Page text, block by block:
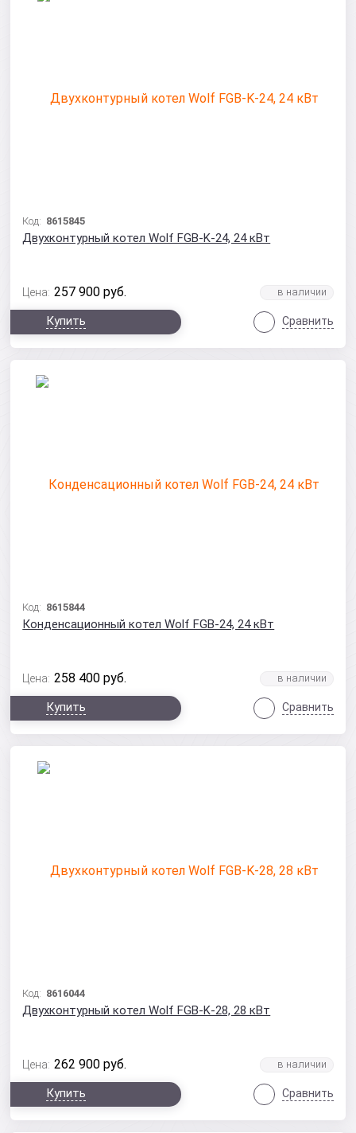
Код: 8615845
Двухконтурный котел Wolf FGB-K-24, 24 кВт
Цена: 257 900 руб.
Купить Сравнить
Код: 8615844
Конденсационный котел Wolf FGB-24, 24 кВт
Цена: 258 400 руб.
Купить Сравнить
Код: 8616044
Двухконтурный котел Wolf FGB-K-28, 28 кВт
Цена: 262 900 руб.
Купить Сравнить